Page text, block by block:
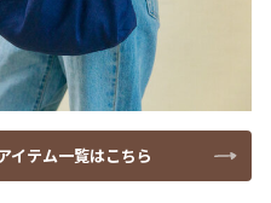
イテム一覧はこちら